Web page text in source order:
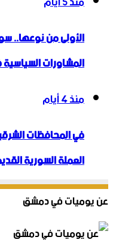
الأولى من نوعها..
المشاورات
منذ 4 أيام
في المحافظات
العملة السورية
عن يوميات في دمشق